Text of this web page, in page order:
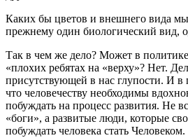
Каких бы цветов и внешнего вида
прежнему один биологический вид,
Так в чем же дело? Может в
«плохих ребятах на «верху»? Нет.
присутствующей в нас глупости. И в
что человечеству необходимы
побуждать на процесс развития. Не
«боги», а развитые люди, которые
побуждать человека стать Человеком.